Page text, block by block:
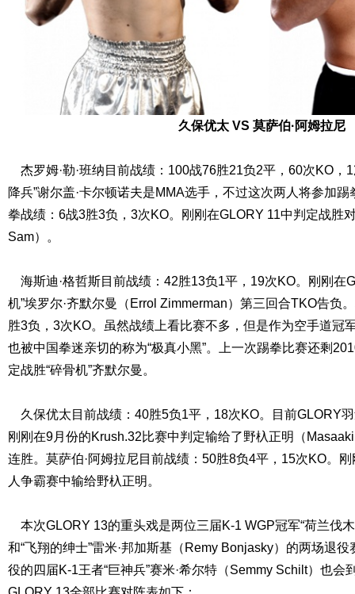
久保优太 VS 莫萨伯·阿姆拉尼
杰罗姆·勒·班纳目前战绩：100战76胜21负2平，60次KO，
降兵”谢尔盖·卡尔顿诺夫是MMA选手，不过这次两人将参加
拳战绩：6战3胜3负，3次KO。刚刚在GLORY 11中判定战胜
Sam）。
海斯迪·格哲斯目前战绩：42胜13负1平，19次KO。刚刚在
机”埃罗尔·齐默尔曼（Errol Zimmerman）第三回合TKO告负
胜3负，3次KO。虽然战绩上看比赛不多，但是作为空手道冠
也被中国拳迷亲切的称为“极真小黑”。上一次踢拳比赛还剩
定战胜“碎骨机”齐默尔曼。
久保优太目前战绩：40胜5负1平，18次KO。目前GLORY
刚刚在9月份的Krush.32比赛中判定输给了野杁正明（
连胜。莫萨伯·阿姆拉尼目前战绩：50胜8负4平，15次KO。
人争霸赛中输给野杁正明。
本次GLORY 13的重头戏是两位三届K-1 WGP冠军“荷兰伐
和“飞翔的绅士”雷米·邦加斯基（Remy Bonjasky）的两场退
役的四届K-1王者“巨神兵”赛米·希尔特（Semmy Schilt）也会